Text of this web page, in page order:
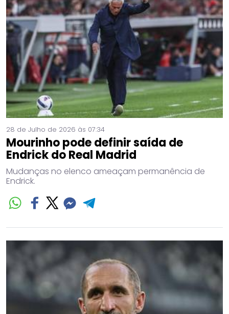
28 de Julho de 2026 às 07:34
Mourinho pode definir saída de
Endrick do Real Madrid
Mudanças no elenco ameaçam permanência de
Endrick.